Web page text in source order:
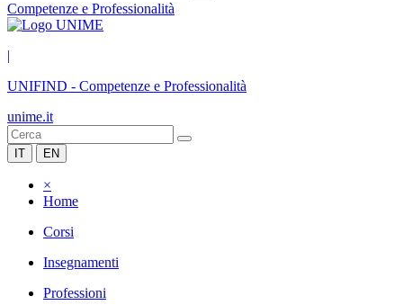
Competenze e Professionalità
|
UNIFIND - Competenze e Professionalità
unime.it
IT EN
×
Home
Corsi
Insegnamenti
Professioni